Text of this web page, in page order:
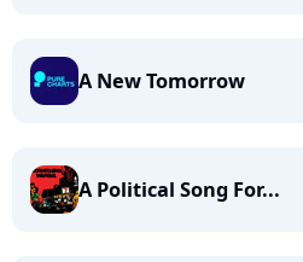
A New Tomorrow
A Political Song For...